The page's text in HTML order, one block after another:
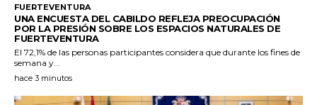
FUERTEVENTURA
UNA ENCUESTA DEL CABILDO REFLEJA PREOCUPACIÓN
POR LA PRESIÓN SOBRE LOS ESPACIOS NATURALES DE
FUERTEVENTURA
El 72,1% de las personas participantes considera que durante los fines de
semana y...
hace 3 minutos